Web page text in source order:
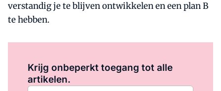
verstandig je te blijven ontwikkelen en een plan B
te hebben.
Krijg onbeperkt toegang tot alle
artikelen.